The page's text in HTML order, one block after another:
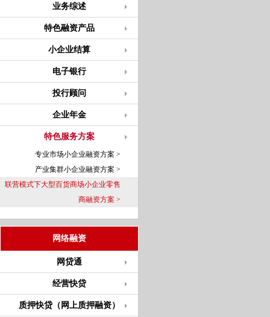
业务综述
特色融资产品
小企业结算
电子银行
投行顾问
企业年金
特色服务方案
专业市场小企业融资方案 >
产业集群小企业融资方案 >
联营模式下大型百货商场小企业零售
商融资方案 >
网络融资
网贷通
经营快贷
质押快贷（网上质押融资）